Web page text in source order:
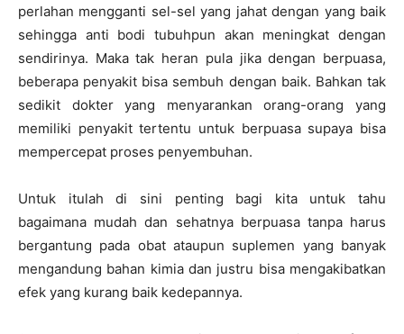
perlahan mengganti sel-sel yang jahat dengan yang baik
sehingga anti bodi tubuhpun akan meningkat dengan
sendirinya. Maka tak heran pula jika dengan berpuasa,
beberapa penyakit bisa sembuh dengan baik. Bahkan tak
sedikit dokter yang menyarankan orang-orang yang
memiliki penyakit tertentu untuk berpuasa supaya bisa
mempercepat proses penyembuhan.
Untuk itulah di sini penting bagi kita untuk tahu
bagaimana mudah dan sehatnya berpuasa tanpa harus
bergantung pada obat ataupun suplemen yang banyak
mengandung bahan kimia dan justru bisa mengakibatkan
efek yang kurang baik kedepannya.